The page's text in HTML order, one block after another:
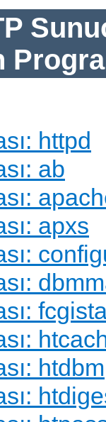
httpd
ab
apxs
htdbm